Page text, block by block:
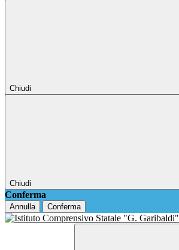
Chiudi
Chiudi
Conferma
Annulla Conferma